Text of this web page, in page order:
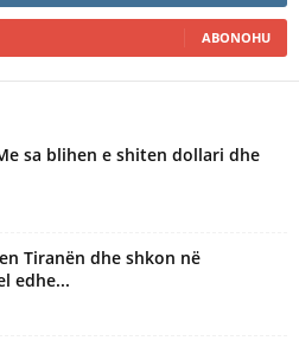
ABONOHU
sa blihen e shiten dollari dhe
Tiranën dhe shkon në
edhe...